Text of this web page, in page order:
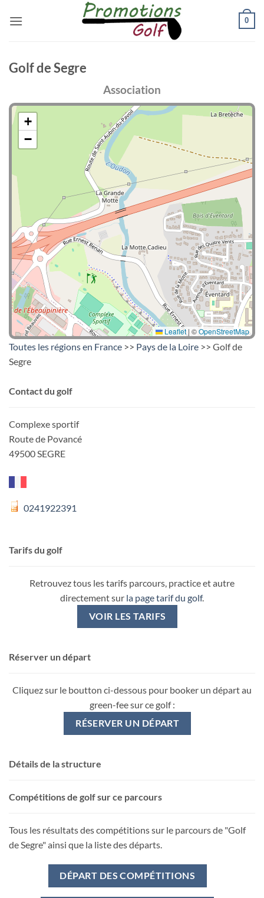
0
Golf de Segre
Association
+
−
Leaflet | ©OpenStreetMap
Toutes les régions en France >> Pays de la Loire >> Golf de
Segre
Contact du golf
Complexe sportif
Route de Povancé
49500 SEGRE
0241922391
Tarifs du golf
Retrouvez tous les tarifs parcours, practice et autre
directement sur la page tarif du golf.
VOIR LES TARIFS
Réserver un départ
Cliquez sur le boutton ci-dessous pour booker un départ au
green-fee sur ce golf :
RÉSERVER UN DÉPART
Détails de la structure
Compétitions de golf sur ce parcours
Tous les résultats des compétitions sur le parcours de "Golf
de Segre" ainsi que la liste des départs.
DÉPART DES COMPÉTITIONS